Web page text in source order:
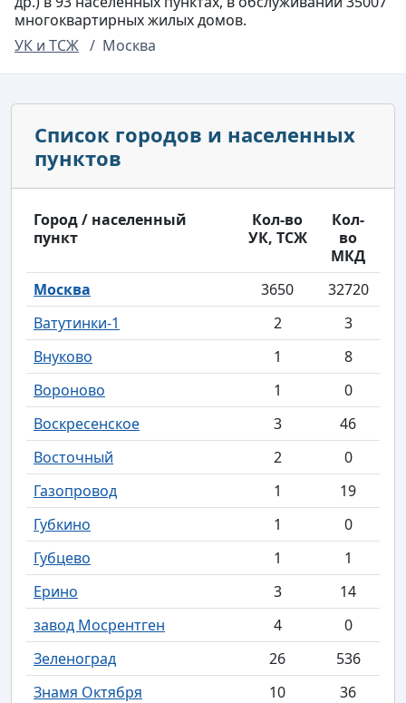
многоквартирных жилых домов.
УК и ТСЖ
Москва
Список городов и населенных
пунктов
Город / населенный
пункт
Кол-во
УК, ТСЖ
Кол-
во
МКД
Москва
3650
32720
Ватутинки-1
2
3
Внуково
1
8
Вороново
1
0
Воскресенское
3
46
Восточный
2
0
Газопровод
1
19
Губкино
1
0
Губцево
1
1
Ерино
3
14
завод Мосрентген
4
0
Зеленоград
26
536
Знамя Октября
10
36